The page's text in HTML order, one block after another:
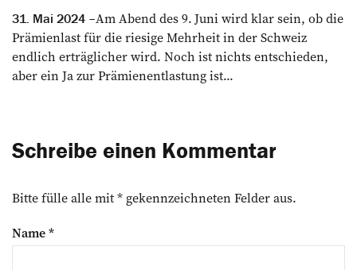
31. Mai 2024
Am Abend des 9. Juni wird klar sein, ob die
Prämienlast für die riesige Mehrheit in der Schweiz
endlich erträglicher wird. Noch ist nichts entschieden,
aber ein Ja zur Prämienentlastung ist...
Schreibe einen Kommentar
Bitte fülle alle mit * gekennzeichneten Felder aus.
Name*